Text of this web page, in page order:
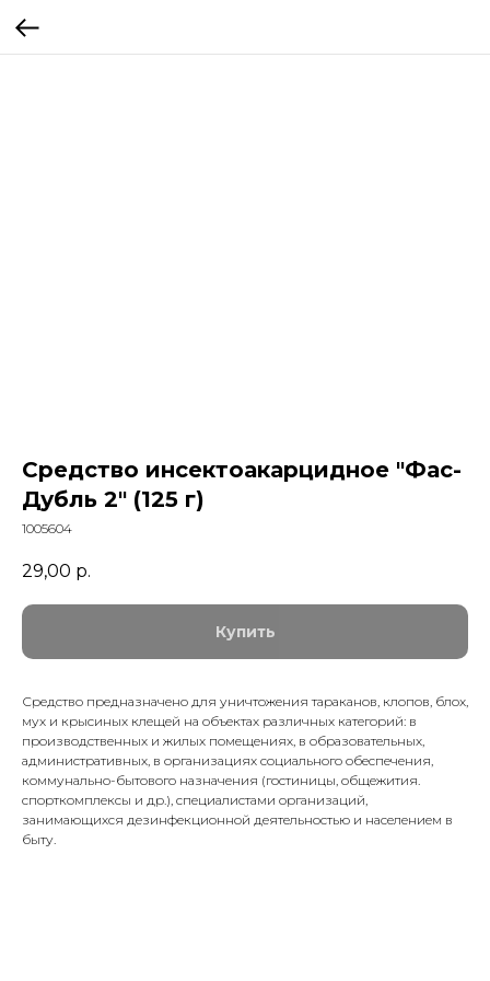
Средство инсектоакарцидное "Фас-
Дубль 2" (125 г)
1005604
29,00 р.
Купить
Средство предназначено для уничтожения тараканов, клопов, блох,
мух и крысиных клещей на объектах различных категорий: в
производственных и жилых помещениях, в образовательных,
административных, в организациях социального обеспечения,
коммунально-бытового назначения (гостиницы, общежития.
спорткомплексы и др.), специалистами организаций,
занимающихся дезинфекционной деятельностью и населением в
быту.